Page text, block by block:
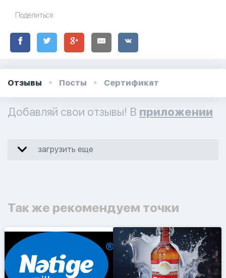
Поделиться:
Отзывы Посты Сертификат
Добавляй свои отзывы! В приложении
загрузить еще
Так же рекомендуем точки